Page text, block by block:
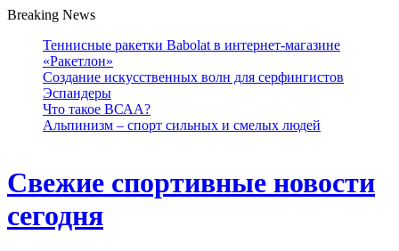
Breaking News
Теннисные ракетки Babolat в интернет-магазине
«Ракетлон»
Создание искусственных волн для серфингистов
Эспандеры
Что такое ВСАА?
Альпинизм – спорт сильных и смелых людей
Свежие спортивные новости
сегодня